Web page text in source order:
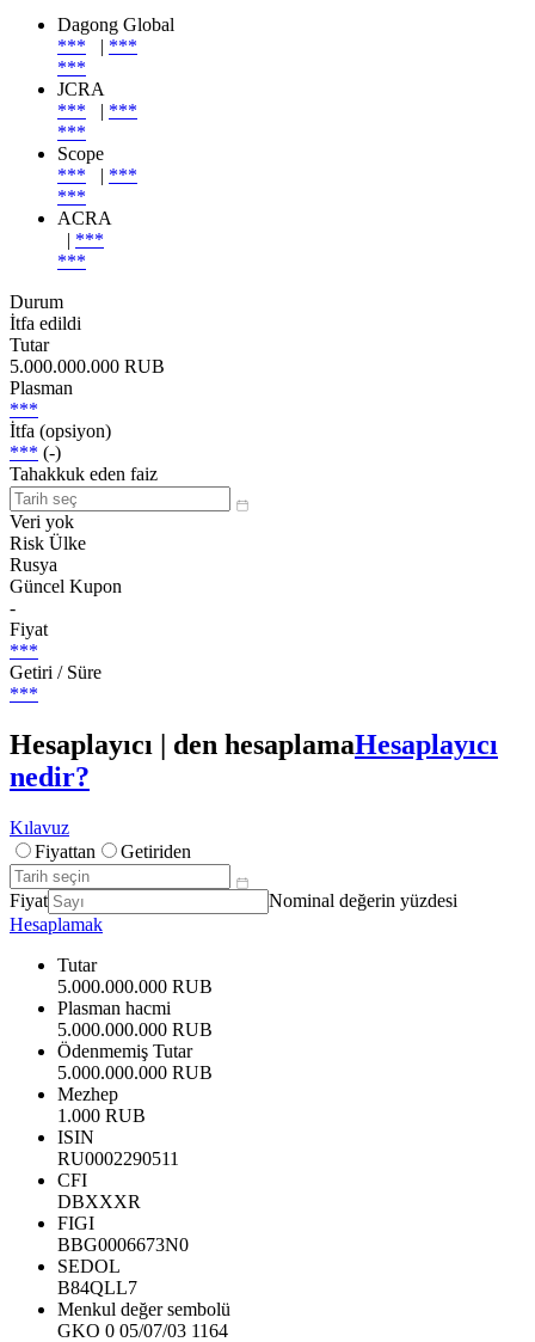
Dagong Global
***
| ***
***
JCRA
***
| ***
***
Scope
***
| ***
***
ACRA
| ***
***
Durum
İtfa edildi
Tutar
5.000.000.000 RUB
Plasman
***
İtfa (opsiyon)
*** (-)
Tahakkuk eden faiz
Veri yok
Risk Ülke
Rusya
Güncel Kupon
-
Fiyat
***
Getiri / Süre
***
Hesaplayıcı | den hesaplamaHesaplayıcı
nedir?
Kılavuz
Fiyattan
Getiriden
Fiyat
Nominal değerin yüzdesi
Hesaplamak
Tutar
5.000.000.000 RUB
Plasman hacmi
5.000.000.000 RUB
Ödenmemiş Tutar
5.000.000.000 RUB
Mezhep
1.000 RUB
ISIN
RU0002290511
CFI
DBXXXR
FIGI
BBG0006673N0
SEDOL
B84QLL7
Menkul değer sembolü
GKO 0 05/07/03 1164